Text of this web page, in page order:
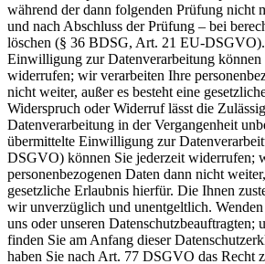
während der dann folgenden Prüfung nicht
und nach Abschluss der Prüfung – bei
löschen (§ 36 BDSG, Art. 21 EU-
Einwilligung zur Datenverarbeitung können
widerrufen; wir verarbeiten Ihre
nicht weiter, außer es besteht eine
Widerspruch oder Widerruf lässt die
Datenverarbeitung in der Vergangenheit
übermittelte Einwilligung zur
DSGVO) können Sie jederzeit widerrufen;
personenbezogenen Daten dann nicht
gesetzliche Erlaubnis hierfür. Die Ihnen
wir unverzüglich und unentgeltlich. Wenden
uns oder unseren Datenschutzbeauftragten;
finden Sie am Anfang dieser
haben Sie nach Art. 77 DSGVO das Recht